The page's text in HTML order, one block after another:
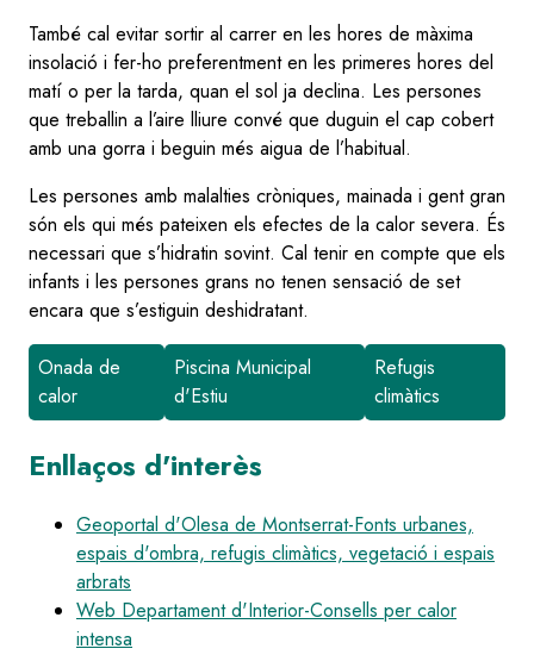
També cal evitar sortir al carrer en les hores de màxima
insolació i fer-ho preferentment en les primeres hores del
matí o per la tarda, quan el sol ja declina. Les persones
que treballin a l’aire lliure convé que duguin el cap cobert
amb una gorra i beguin més aigua de l’habitual.
Les persones amb malalties cròniques, mainada i gent gran
són els qui més pateixen els efectes de la calor severa. És
necessari que s’hidratin sovint. Cal tenir en compte que els
infants i les persones grans no tenen sensació de set
encara que s’estiguin deshidratant.
Onada de
calor
Piscina Municipal
d'Estiu
Refugis
climàtics
Enllaços d'interès
Geoportal d'Olesa de Montserrat-Fonts urbanes,
espais d'ombra, refugis climàtics, vegetació i espais
arbrats
Web Departament d'Interior-Consells per calor
intensa